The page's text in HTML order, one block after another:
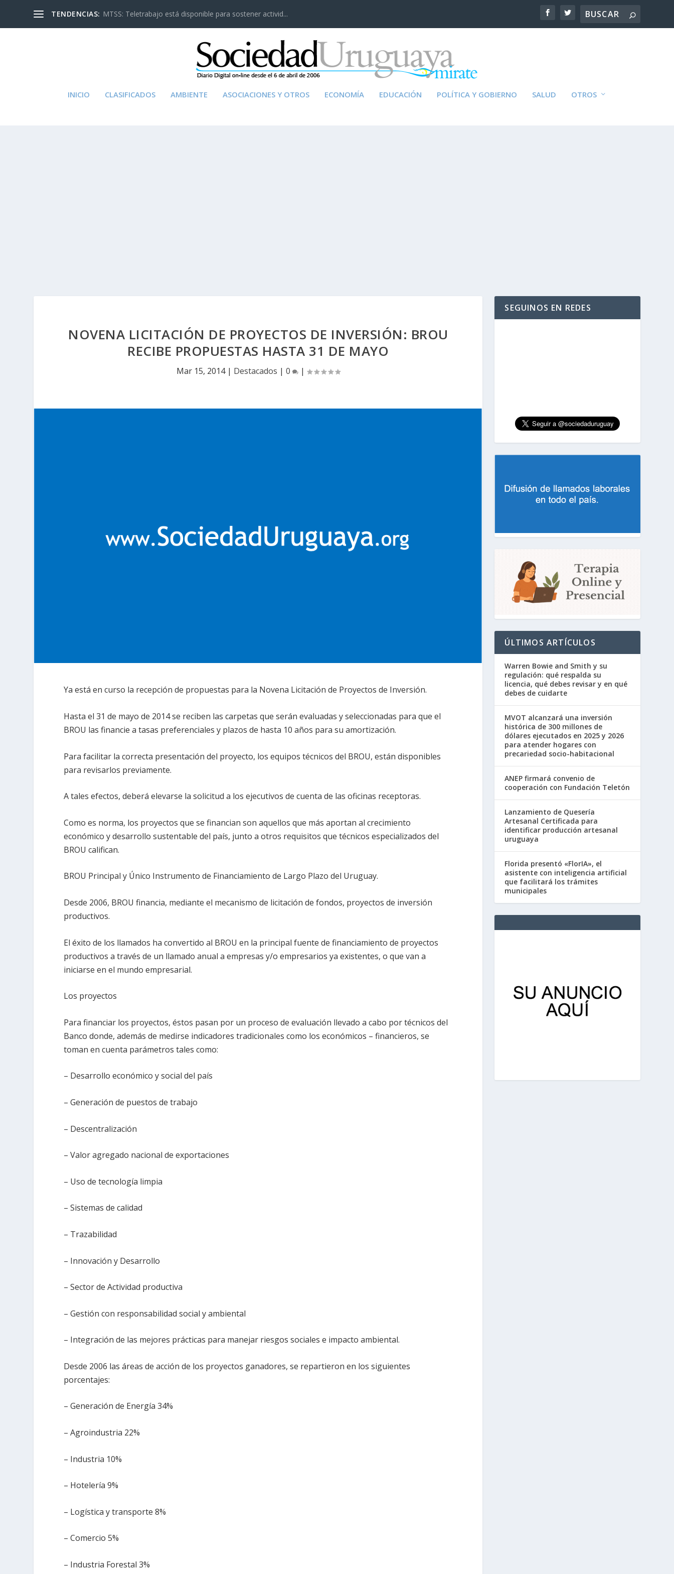
TENDENCIAS: MTSS: Teletrabajo está disponible para sostener activid...
INICIO CLASIFICADOS AMBIENTE ASOCIACIONES Y OTROS ECONOMÍA EDUCACIÓN POLÍTICA Y GOBIERNO SALUD OTROS
NOVENA LICITACIÓN DE PROYECTOS DE INVERSIÓN: BROU
RECIBE PROPUESTAS HASTA 31 DE MAYO
Mar 15, 2014| Destacados | 0 |
Ya está en curso la recepción de propuestas para la Novena Licitación de Proyectos de Inversión.
Hasta el 31 de mayo de 2014 se reciben las carpetas que serán evaluadas y seleccionadas para que el
BROU las financie a tasas preferenciales y plazos de hasta 10 años para su amortización.
Para facilitar la correcta presentación del proyecto, los equipos técnicos del BROU, están disponibles
para revisarlos previamente.
A tales efectos, deberá elevarse la solicitud a los ejecutivos de cuenta de las oficinas receptoras.
Como es norma, los proyectos que se financian son aquellos que más aportan al crecimiento
económico y desarrollo sustentable del país, junto a otros requisitos que técnicos especializados del
BROU califican.
BROU Principal y Único Instrumento de Financiamiento de Largo Plazo del Uruguay.
Desde 2006, BROU financia, mediante el mecanismo de licitación de fondos, proyectos de inversión
productivos.
El éxito de los llamados ha convertido al BROU en la principal fuente de financiamiento de proyectos
productivos a través de un llamado anual a empresas y/o empresarios ya existentes, o que van a
iniciarse en el mundo empresarial.
Los proyectos
Para financiar los proyectos, éstos pasan por un proceso de evaluación llevado a cabo por técnicos del
Banco donde, además de medirse indicadores tradicionales como los económicos – financieros, se
toman en cuenta parámetros tales como:
– Desarrollo económico y social del país
– Generación de puestos de trabajo
– Descentralización
– Valor agregado nacional de exportaciones
– Uso de tecnología limpia
– Sistemas de calidad
– Trazabilidad
– Innovación y Desarrollo
– Sector de Actividad productiva
– Gestión con responsabilidad social y ambiental
– Integración de las mejores prácticas para manejar riesgos sociales e impacto ambiental.
Desde 2006 las áreas de acción de los proyectos ganadores, se repartieron en los siguientes
porcentajes:
– Generación de Energía 34%
– Agroindustria 22%
– Industria 10%
– Hotelería 9%
– Logística y transporte 8%
– Comercio 5%
– Industria Forestal 3%
SEGUINOS EN REDES
ÚLTIMOS ARTÍCULOS
Warren Bowie and Smith y su
regulación: qué respalda su
licencia, qué debes revisar y en qué
debes de cuidarte
MVOT alcanzará una inversión
histórica de 300 millones de
dólares ejecutados en 2025 y 2026
para atender hogares con
precariedad socio-habitacional
ANEP firmará convenio de
cooperación con Fundación Teletón
Lanzamiento de Quesería
Artesanal Certificada para
identificar producción artesanal
uruguaya
Florida presentó «FlorIA», el
asistente con inteligencia artificial
que facilitará los trámites
municipales